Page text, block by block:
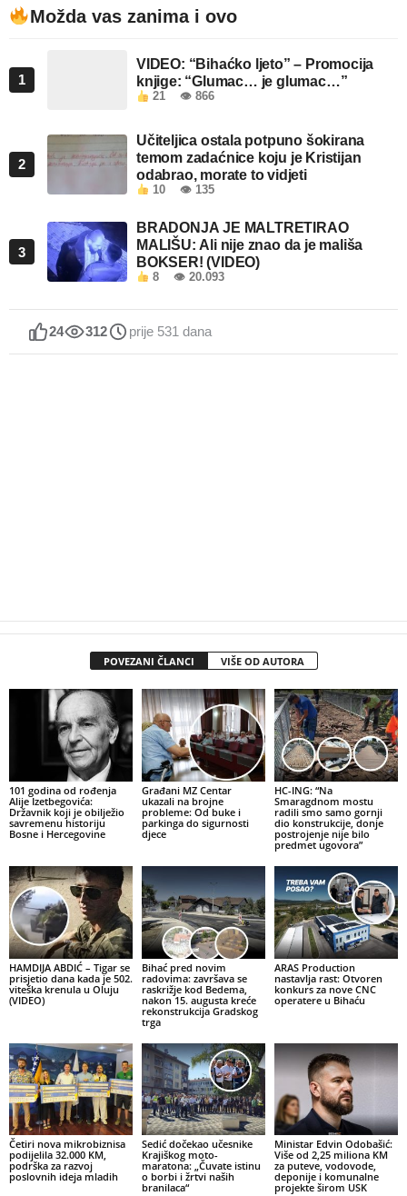
Možda vas zanima i ovo
1
VIDEO: “Bihaćko ljeto” – Promocija
knjige: “Glumac… je glumac…”
21 👁 866
2
Učiteljica ostala potpuno šokirana
temom zadaćnice koju je Kristijan
odabrao, morate to vidjeti
10 👁 135
3
BRADONJA JE MALTRETIRAO
MALIŠU: Ali nije znao da je mališa
BOKSER! (VIDEO)
8 👁 20.093
24 312 prije 531 dana
POVEZANI ČLANCI VIŠE OD AUTORA
101 godina od rođenja
Alije Izetbegovića:
Državnik koji je obilježio
savremenu historiju
Bosne i Hercegovine
Građani MZ Centar
ukazali na brojne
probleme: Od buke i
parkinga do sigurnosti
djece
HC-ING: “Na
Smaragdnom mostu
radili smo samo gornji
dio konstrukcije, donje
postrojenje nije bilo
predmet ugovora”
HAMDIJA ABDIĆ – Tigar se
prisjetio dana kada je 502.
viteška krenula u Oluju
(VIDEO)
Bihać pred novim
radovima: završava se
raskrižje kod Bedema,
nakon 15. augusta kreće
rekonstrukcija Gradskog
trga
ARAS Production
nastavlja rast: Otvoren
konkurs za nove CNC
operatere u Bihaću
Četiri nova mikrobiznisa
podijelila 32.000 KM,
podrška za razvoj
poslovnih ideja mladih
Sedić dočekao učesnike
Krajiškog moto-
maratona: „Čuvate istinu
o borbi i žrtvi naših
branilaca“
Ministar Edvin Odobašić:
Više od 2,25 miliona KM
za puteve, vodovode,
deponije i komunalne
projekte širom USK